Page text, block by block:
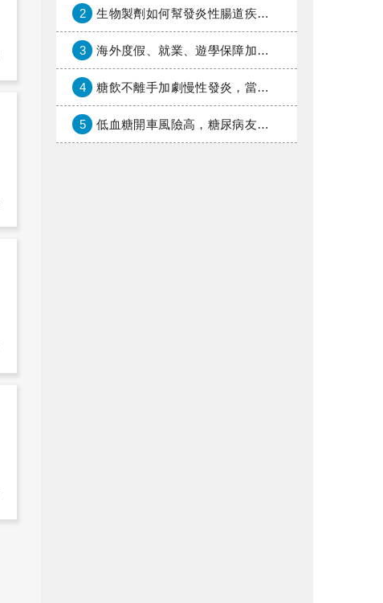
2 生物製劑如何幫發炎性腸道疾病患者抗潰瘍？治療進展與健保給付困境一次看
3 海外度假、就業、遊學保障加倍，富邦產險「一期逐夢」專案加碼遠距醫療與緊急救援
4 糖飲不離手加劇慢性發炎，當心老化與慢性病提早報到
5 低血糖開車風險高，糖尿病友上路必學的安全守則